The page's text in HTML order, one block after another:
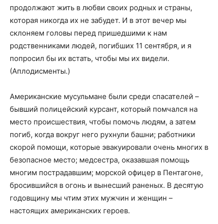
продолжают жить в любви своих родных и страны,
которая никогда их не забудет. И в этот вечер мы
склоняем головы перед пришедшими к нам
родственниками людей, погибших 11 сентября, и я
попросил бы их встать, чтобы мы их видели.
(Аплодисменты.)
Американские мусульмане были среди спасателей –
бывший полицейский курсант, который помчался на
место происшествия, чтобы помочь людям, а затем
погиб, когда вокруг него рухнули башни; работники
скорой помощи, которые эвакуировали очень многих в
безопасное место; медсестра, оказавшая помощь
многим пострадавшим; морской офицер в Пентагоне,
бросившийся в огонь и вынесший раненых. В десятую
годовщину мы чтим этих мужчин и женщин –
настоящих американских героев.